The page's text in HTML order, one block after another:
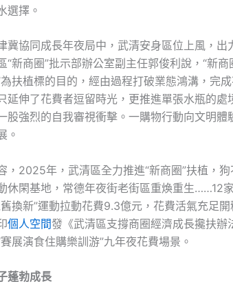
選擇。
冀協同成長年夜局中，武清安身區位上風，出
“新商圈”批示部辦公室副主任郭俊利說，“新商
扶植標的目的，經由過程打破業態鴻溝，完
延伸了花費者逗留時光，更推進單張水瓶的處
股強烈的自我審視衝擊。一購物行動向文明
。
，2025年，武清區全力推進“新商圈”扶植，
休閑基地，常德年夜街老街區重煥重生……12
換新”運動拉動花費9.3億元，花費活氣充足
個人空間發《武清區支撐商圈經濟成長攙扶辦
展演食住購樂訓游”九年夜花費場景。
蓬勃成長